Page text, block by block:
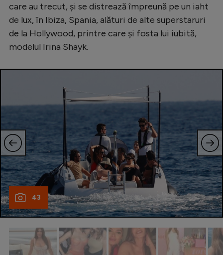
Ligue 1
Campionate
Starurile fotbalului
Clasamente
Tenis
Handbal
Natație
Formula 1
Gimnastică
Auto
care au trecut, și se distrează împreună pe un iaht
de lux, în Ibiza, Spania, alături de alte superstaruri
de la Hollywood, printre care și fosta lui iubită,
modelul Irina Shayk.
43